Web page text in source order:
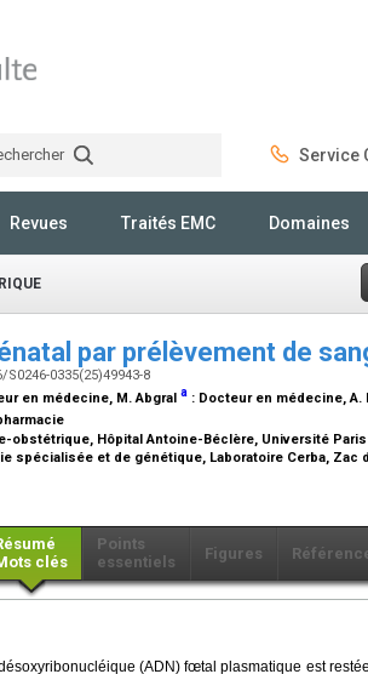
Service
Revues Traités EMC Domaines
par prélèvement de
S0246-0335(25)49943-8
en médecine, M. Abgral a : Docteur en médecine,
obstétrique, Hôpital Antoine-Béclère, Université
spécialisée et de génétique, Laboratoire Cerba, Zac
clés
Points
essentiels
Figures
(ADN) fœtal plasmatique est